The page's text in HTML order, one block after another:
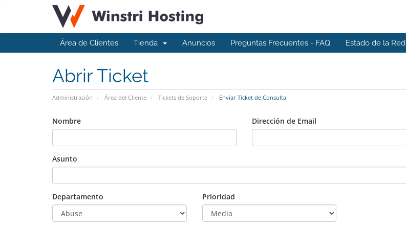
Área de Clientes Tienda Anuncios Preguntas Frecuentes - FAQ Estado de la Red
Abrir Ticket
Administración Área del Cliente Tickets de Soporte Enviar Ticket de Consulta
Nombre Dirección de Email
Asunto
Departamento Prioridad